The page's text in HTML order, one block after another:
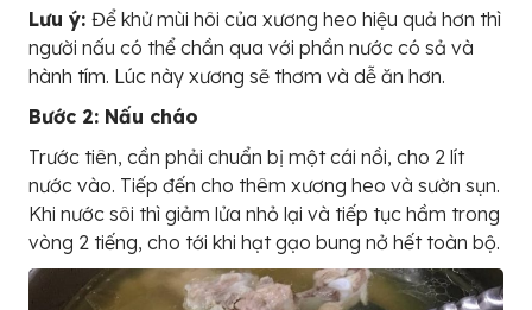
Lưu ý: Để khử mùi hôi của xương heo hiệu quả hơn thì
người nấu có thể chần qua với phần nước có sả và
hành tím. Lúc này xương sẽ thơm và dễ ăn hơn.
Bước 2: Nấu cháo
Trước tiên, cần phải chuẩn bị một cái nồi, cho 2 lít
nước vào. Tiếp đến cho thêm xương heo và sườn sụn.
Khi nước sôi thì giảm lửa nhỏ lại và tiếp tục hầm trong
vòng 2 tiếng, cho tới khi hạt gạo bung nở hết toàn bộ.